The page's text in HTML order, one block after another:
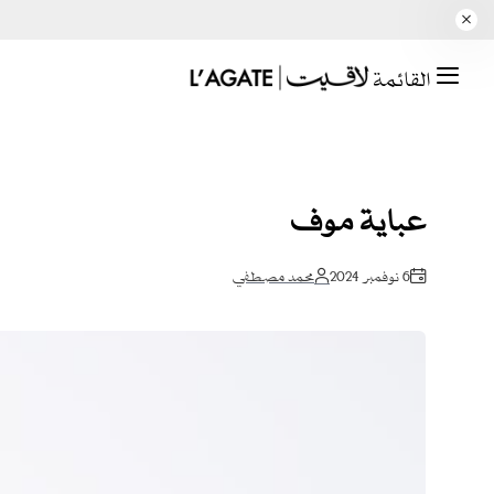
القائمة
عباية موف
6 نوفمبر 2024 محمد مصطفي